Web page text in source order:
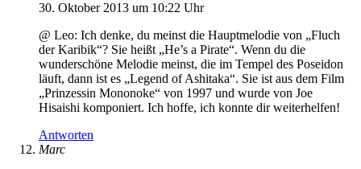
30. Oktober 2013 um 10:22 Uhr
@ Leo: Ich denke, du meinst die Hauptmelodie von „Fluch
der Karibik“? Sie heißt „He’s a Pirate“. Wenn du die
wunderschöne Melodie meinst, die im Tempel des Poseidon
läuft, dann ist es „Legend of Ashitaka“. Sie ist aus dem Film
„Prinzessin Mononoke“ von 1997 und wurde von Joe
Hisaishi komponiert. Ich hoffe, ich konnte dir weiterhelfen!
Antworten
Marc